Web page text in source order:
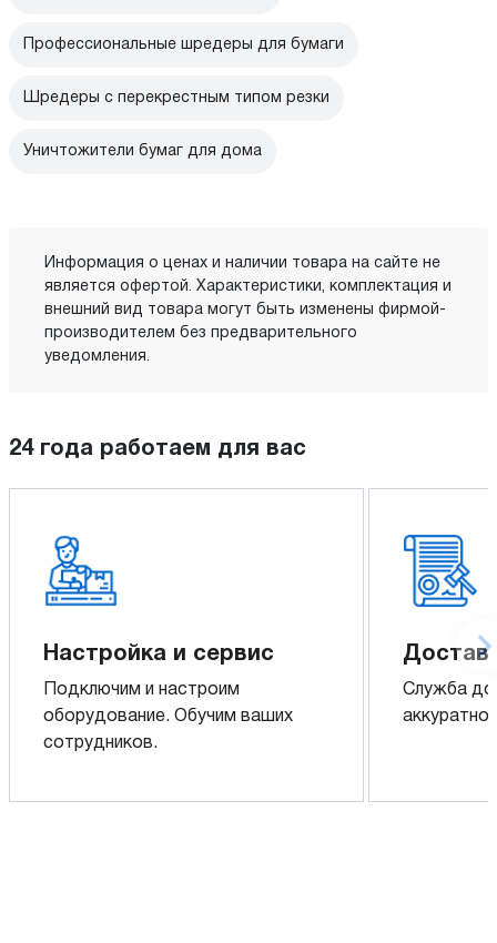
Профессиональные шредеры для бумаги
Шредеры с перекрестным типом резки
Уничтожители бумаг для дома
Информация о ценах и наличии товара на сайте не
является офертой. Характеристики, комплектация и
внешний вид товара могут быть изменены фирмой-
производителем без предварительного
уведомления.
24 года работаем для вас
Настройка и сервис
Подключим и настроим
оборудование. Обучим ваших
сотрудников.
Служба
аккуратно